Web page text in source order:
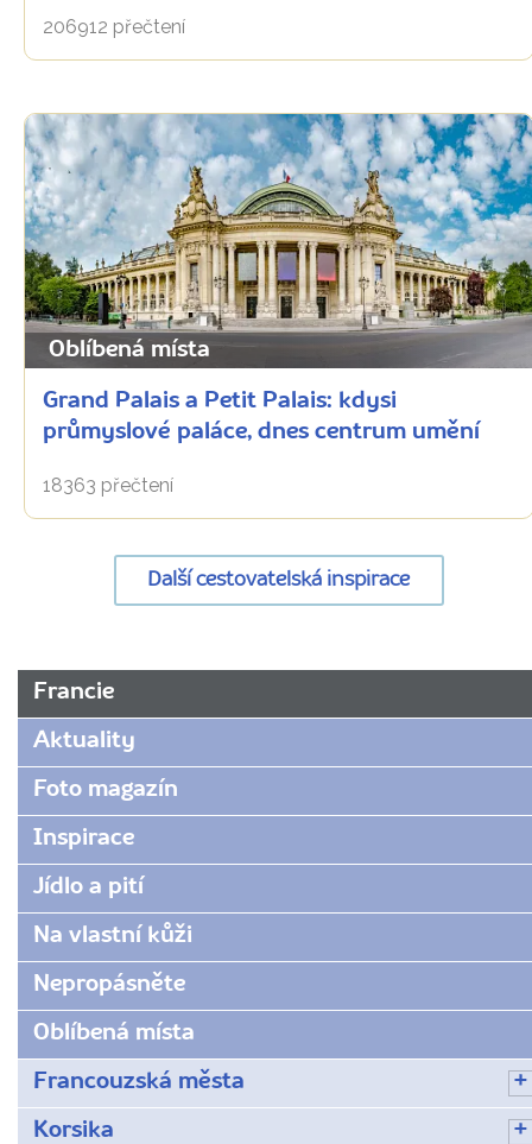
206912 přečtení
Oblíbená místa
Grand Palais a Petit Palais: kdysi
průmyslové paláce, dnes centrum umění
18363 přečtení
Další cestovatelská inspirace
URL
www.radynacestu.cz/magazin/trocadero/
Francie
Aktuality
Foto magazín
Inspirace
Jídlo a pití
Na vlastní kůži
Nepropásněte
Oblíbená místa
Francouzská města
Korsika